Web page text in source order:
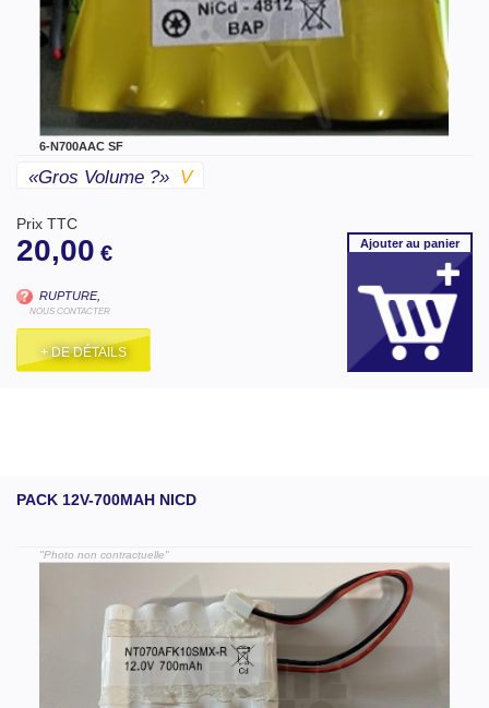
6-N700AAC SF
«gros Volume ?» V
Prix TTC
20,00 €
RUPTURE,
NOUS CONTACTER
+ DE DÉTAILS
Ajouterau panier
PACK 12V-700MAH NICD
"Photo non contractuelle"